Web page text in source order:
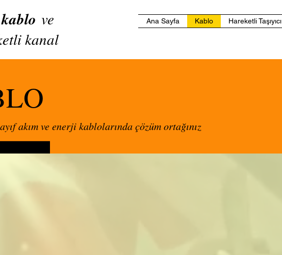
kablo ve
kanal
Ana Sayfa Kablo Hareketli Taşıyıcı
akım ve enerji kablolarında çözüm ortağınız